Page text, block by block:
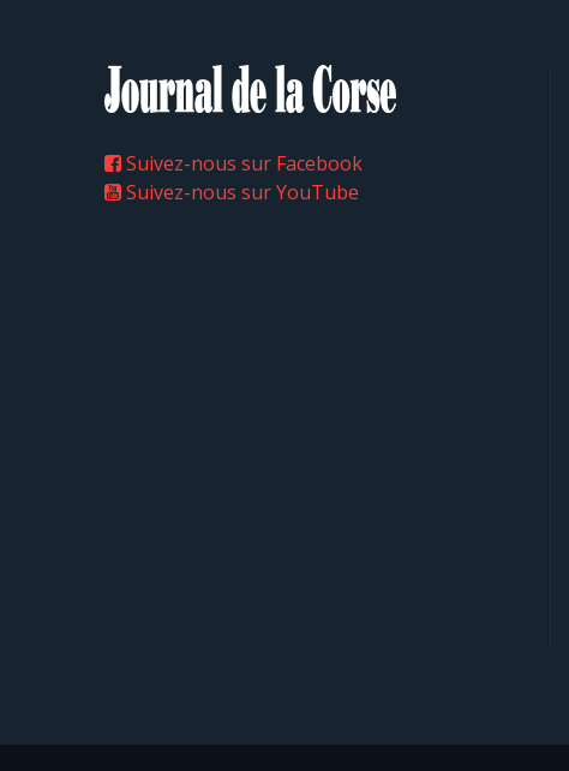
Suivez-nous sur Facebook
Suivez-nous sur YouTube